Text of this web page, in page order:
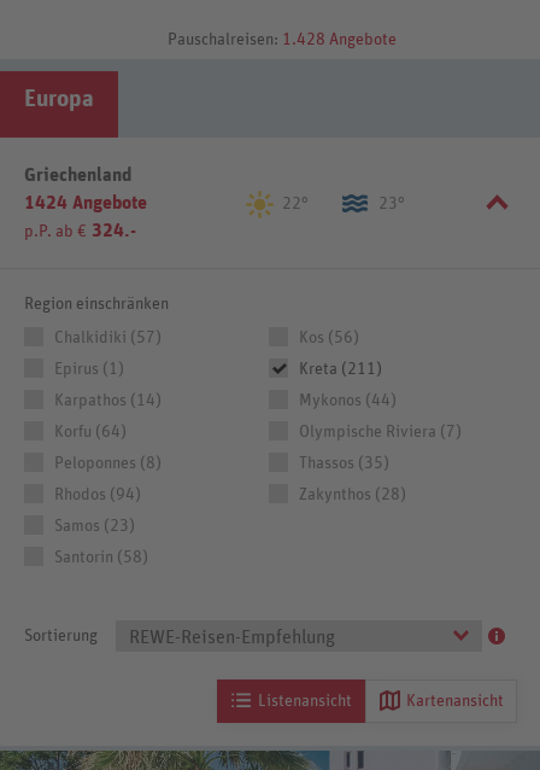
Pauschalreisen: 1.428 Angebote
Europa
Griechenland
1424 Angebote
p.P. ab € 324.-
22° 23°
Region einschränken
Chalkidiki (57)
Epirus (1)
Karpathos (14)
Korfu (64)
Kos (56)
Kreta (211)
Mykonos (44)
Olympische Riviera (7)
Peloponnes (8)
Rhodos (94)
Samos (23)
Santorin (58)
Thassos (35)
Zakynthos (28)
Sortierung REWE-Reisen-Empfehlung
Listenansicht Kartenansicht